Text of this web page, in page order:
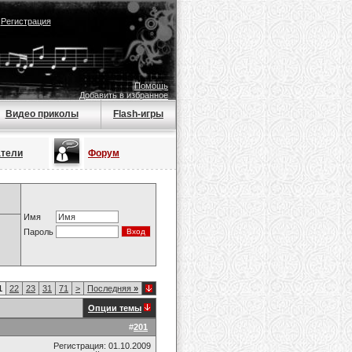
Регистрация
Помощь
Добавить в избранное
Видео приколы Flash-игры
Форум
Имя
Пароль
22 23 31 71 > Последняя »
Опции темы
#201
Регистрация: 01.10.2009